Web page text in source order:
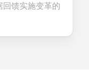
馈实施变革的